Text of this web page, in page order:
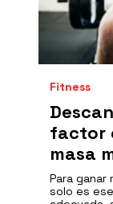
Fitness
factor
masa
Para ganar
solo es